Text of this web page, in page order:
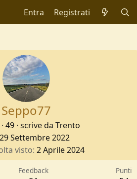
Entra Registrati
Seppo77
· 49 · scrive da Trento
29 Settembre 2022
visto 2 Aprile 2024
Feedback Punti